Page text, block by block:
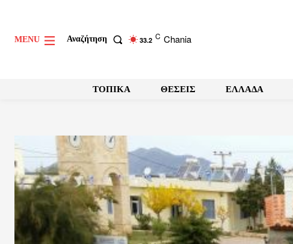
MENU Αναζήτηση 33.2 C Chania
ΤΟΠΙΚΑ ΘΕΣΕΙΣ ΕΛΛΑΔΑ